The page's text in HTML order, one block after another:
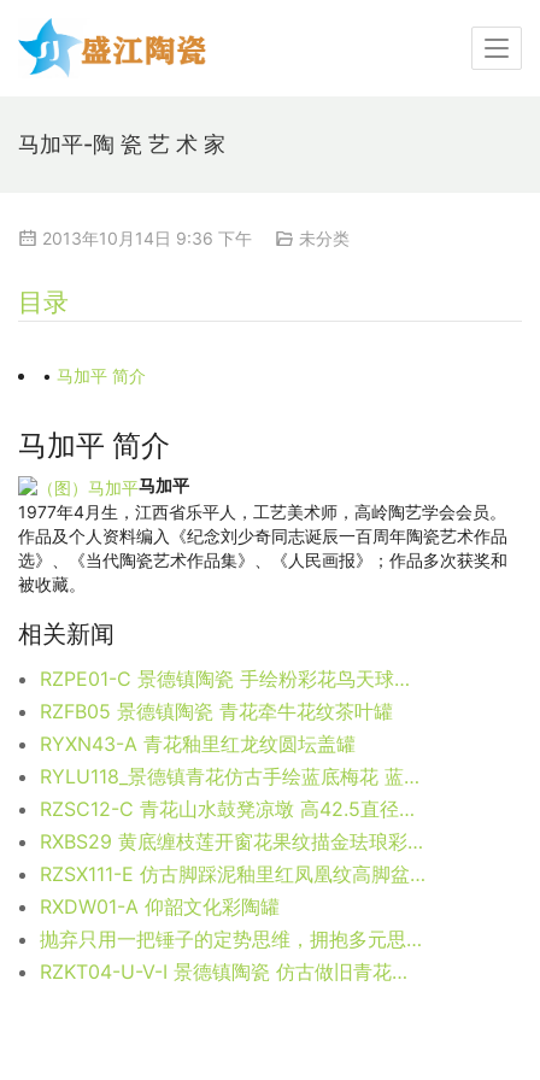
马加平-陶 瓷 艺 术 家
2013年10月14日 9:36 下午 未分类
目录
• 马加平 简介
马加平 简介
马加平
1977年4月生，江西省乐平人，工艺美术师，高岭陶艺学会会员。
作品及个人资料编入《纪念刘少奇同志诞辰一百周年陶瓷艺术作品
选》、《当代陶瓷艺术作品集》、《人民画报》；作品多次获奖和
被收藏。
相关新闻
RZPE01-C 景德镇陶瓷 手绘粉彩花鸟天球瓶 黄底黄地喜上眉梢喜鹊梅花
RZFB05 景德镇陶瓷 青花牵牛花纹茶叶罐
RYXN43-A 青花釉里红龙纹圆坛盖罐
RYLU118_景德镇青花仿古手绘蓝底梅花 蓝地冰梅棒槌瓶 传统器形电视柜玄关装饰摆件
RZSC12-C 青花山水鼓凳凉墩 高42.5直径32口径9.2底径25.5重量10KG
RXBS29 黄底缠枝莲开窗花果纹描金珐琅彩天球瓶 高22.5直径14底径7重量0.65KG
RZSX111-E 仿古脚踩泥釉里红凤凰纹高脚盆 高33.3直径40底径18.7重量8.6KG
RXDW01-A 仰韶文化彩陶罐
抛弃只用一把锤子的定势思维，拥抱多元思维模型
RZKT04-U-V-I 景德镇陶瓷 仿古做旧青花缠枝莲茶叶罐